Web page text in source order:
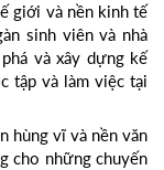
giới và nền kinh tế
sinh viên và nhà
và xây dựng kế
tập và làm việc tại
hùng vĩ và nền văn
cho những chuyến